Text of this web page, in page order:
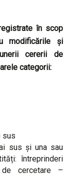
în scop
modificările și
cererii de
categorii:
sus
sus și una sau
întreprinderi
cercetare –